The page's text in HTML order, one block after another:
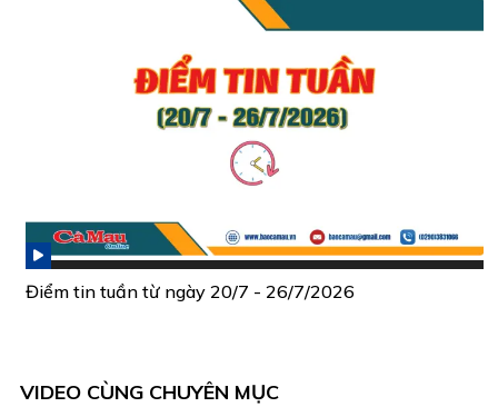
Điểm tin tuần từ ngày 20/7 - 26/7/2026
VIDEO CÙNG CHUYÊN MỤC